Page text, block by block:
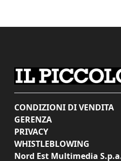
CONDIZIONI DI VENDITA
GERENZA
PRIVACY
WHISTLEBLOWING
Nord Est Multimedia